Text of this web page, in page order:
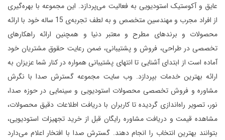
عایق و آکوستیک استودیویی به فعالیت می‌پردازد. این مجموعه با بهره‌گیری
از افراد مجرب و مهندسین متخصص و به لطف تجربه‌ی 15 ساله خود با ارائه
محصولات و برندهای مطرح و معتبر دنیا و همچنین ارائه راهکارهای
تخصصی در طراحی، فروش و پشتیبانی، ضمن رعایت حقوق مشتریان خود
آماده است از ابتدای آشنایی تا انتهای پشتیبانی همواره در کنار شما عزیزان به
ارائه بهترین خدمات بپردازد. وب سایت مجموعه گسترش صدا با نگرش
مشاوره و فروش تخصصی محصولات استودیویی و سینمایی در حوزه صدا،
نور، تصویر راه‌اندازی گردیده تا کاربران با دریافت اطلاعات دقیق محصولات،
مشاهده قیمت و دریافت مشاوره رایگان قبل از خرید تجهیزات استودیویی،
بتوانند بهترین انتخاب را انجام دهند. گسترش صدا با افتخار اعلام می‌دارد